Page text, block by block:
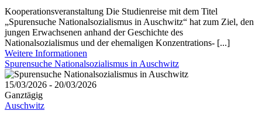
Kooperationsveranstaltung Die Studienreise mit dem Titel
„Spurensuche Nationalsozialismus in Auschwitz“ hat zum Ziel, den
jungen Erwachsenen anhand der Geschichte des
Nationalsozialismus und der ehemaligen Konzentrations- [...]
Weitere Informationen
Spurensuche Nationalsozialismus in Auschwitz
15/03/2026 - 20/03/2026
Ganztägig
Auschwitz